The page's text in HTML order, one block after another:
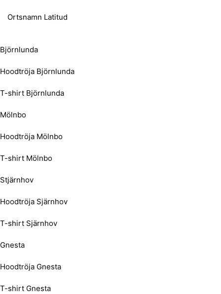
Ortsnamn Latitud
Björnlunda
Hoodtröja Björnlunda
T-shirt Björnlunda
Mölnbo
Hoodtröja Mölnbo
T-shirt Mölnbo
Stjärnhov
Hoodtröja Sjärnhov
T-shirt Sjärnhov
Gnesta
Hoodtröja Gnesta
T-shirt Gnesta